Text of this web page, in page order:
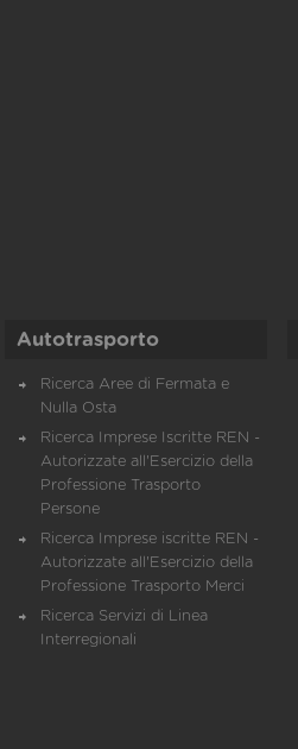
Autotrasporto
Ricerca Aree di Fermata e
Nulla Osta
Ricerca Imprese Iscritte REN -
Autorizzate all'Esercizio della
Professione Trasporto
Persone
Ricerca Imprese iscritte REN -
Autorizzate all'Esercizio della
Professione Trasporto Merci
Ricerca Servizi di Linea
Interregionali